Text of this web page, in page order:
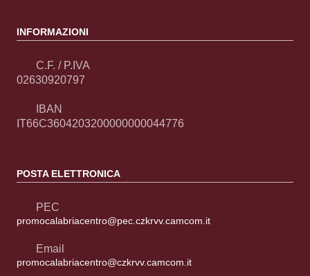
INFORMAZIONI
C.F. / P.IVA
02630920797
IBAN
IT66C3604203200000000044776
POSTA ELETTRONICA
PEC
promocalabriacentro@pec.czkrvv.camcom.it
Email
promocalabriacentro@czkrvv.camcom.it